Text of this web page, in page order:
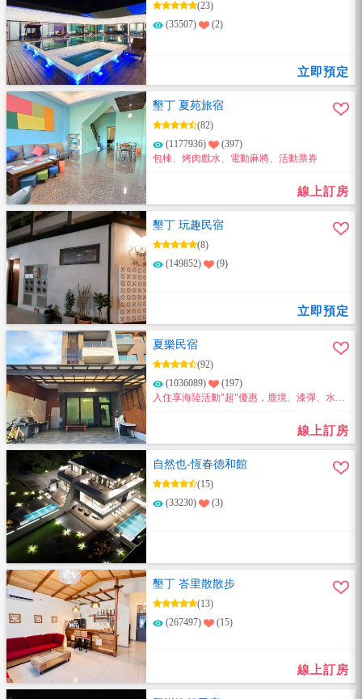
(23)
(35507)
(2)
立即預定
墾丁 夏苑旅宿
(82)
(1177936)
(397)
包棟、烤肉戲水、電動麻將、活動票券
線上訂房
墾丁 玩趣民宿
(8)
(149852)
(9)
立即預定
夏樂民宿
(92)
(1036089)
(197)
入住享海陸活動"超"優惠，鹿境、漆彈、水上
線上訂房
自然也-恆春德和館
(15)
(33230)
(3)
墾丁 峇里散散步
(13)
(267497)
(15)
線上訂房